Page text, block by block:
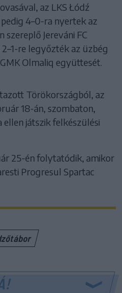
az LKS Łódź
4–0-ra nyertek az
Jereváni FC
re legyőzték az üzbég
Olmaliq együttesét.
Törökországból, az
18-án, szombaton,
ellen játszik felkészülési
25-én folytatódik, amikor
Progresul Spartac